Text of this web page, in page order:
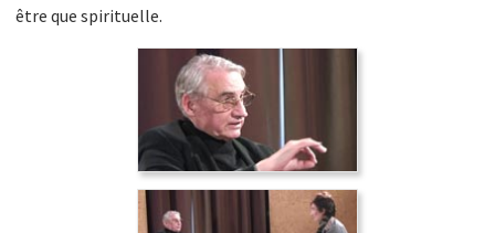
être que spirituelle.